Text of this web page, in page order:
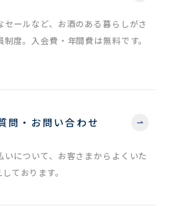
ールなど、お酒のある暮らしがさ
度。入会費・年間費は無料です。
問・お問い合わせ
いについて、お客さまからよくいた
ております。